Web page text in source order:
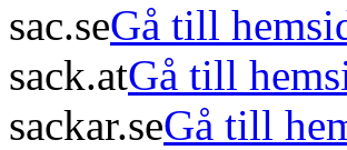
sac.seGå till
sack.atGå till
sackar.seGå till